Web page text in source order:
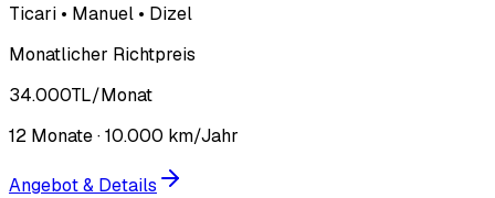
Ticari • Manuel • Dizel
Monatlicher Richtpreis
34.000TL/Monat
12 Monate ·10.000 km/Jahr
Angebot & Details